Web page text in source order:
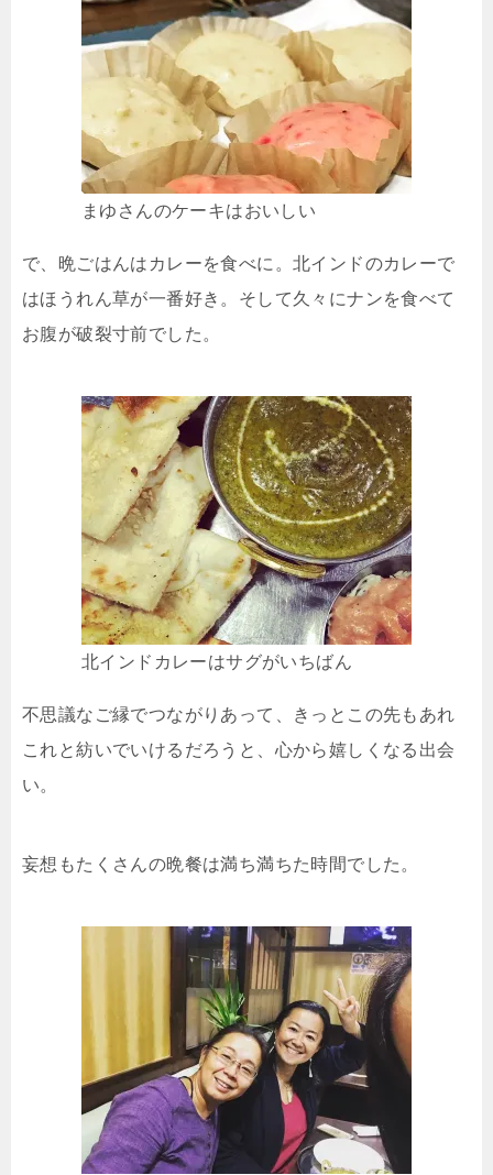
まゆさんのケーキはおいしい
で、晩ごはんはカレーを食べに。北インドのカレーで
はほうれん草が一番好き。そして久々にナンを食べて
お腹が破裂寸前でした。
北インドカレーはサグがいちばん
不思議なご縁でつながりあって、きっとこの先もあれ
これと紡いでいけるだろうと、心から嬉しくなる出会
い。
妄想もたくさんの晩餐は満ち満ちた時間でした。